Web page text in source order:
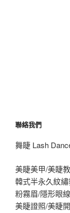
聯絡我們
舞睫 Lash
美睫美甲/美睫
韓式半永久紋
粉霧眉/隱形眼
美睫證照/美睫